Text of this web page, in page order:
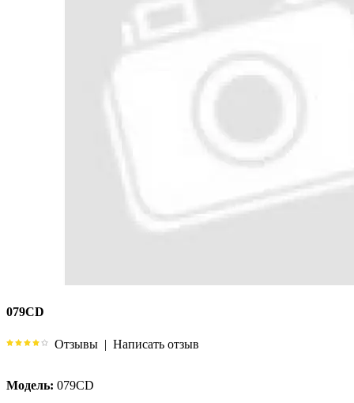
079CD
Отзывы | Написать отзыв
Модель: 079CD